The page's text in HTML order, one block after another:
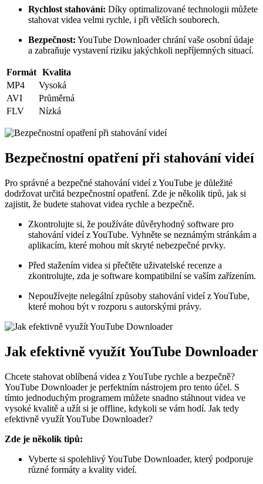
Rychlost stahování: Díky optimalizované technologii můžete
stahovat videa velmi rychle, i při větších souborech.
Bezpečnost: YouTube Downloader chrání vaše osobní údaje
a zabraňuje vystavení riziku jakýchkoli nepříjemných situací.
Formát Kvalita
MP4
Vysoká
AVI
Průměrná
FLV
Nízká
Bezpečnostní opatření při stahování videí
Pro správné a bezpečné stahování videí z YouTube je důležité
dodržovat určitá bezpečnostní opatření. Zde je několik tipů, jak si
zajistit, že budete stahovat videa rychle a bezpečně.
Zkontrolujte si, že používáte důvěryhodný software pro
stahování videí z YouTube. Vyhněte se neznámým stránkám a
aplikacím, které mohou mít skryté nebezpečné prvky.
Před stažením videa si přečtěte uživatelské recenze a
zkontrolujte, zda je software kompatibilní se vaším zařízením.
Nepoužívejte nelegální způsoby stahování videí z YouTube,
které mohou být v rozporu s autorskými právy.
Jak efektivně využít YouTube Downloader
Chcete stahovat oblíbená videa z YouTube rychle a bezpečně?
YouTube Downloader je perfektním nástrojem pro tento účel. S
tímto jednoduchým programem můžete snadno stáhnout videa ve
vysoké kvalitě a užít si je offline, kdykoli se vám hodí. Jak tedy
efektivně využít YouTube Downloader?
Zde je několik tipů:
Vyberte si spolehlivý YouTube Downloader, který podporuje
různé formáty a kvality videí.